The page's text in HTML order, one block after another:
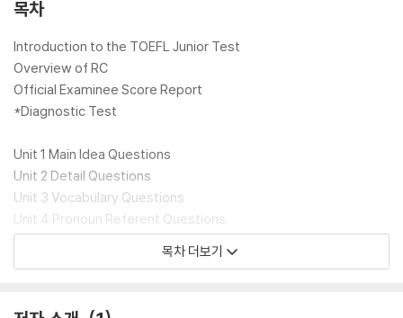
목차
Introduction to the TOEFL Junior Test
Overview of RC
Official Examinee Score Report
*Diagnostic Test
Unit 1 Main Idea Questions
Unit 2 Detail Questions
Unit 3 Vocabulary Questions
Unit 4 Pronoun Referent Questions
Review Test 1
목차 더보기